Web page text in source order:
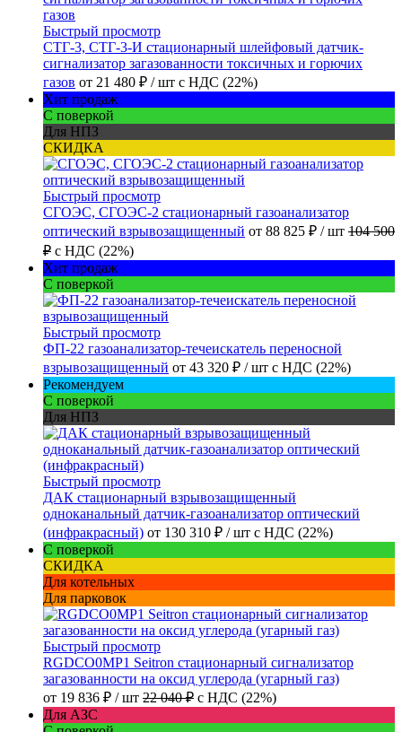
Быстрый просмотр
СТГ-3, СТГ-3-И стационарный шлейфовый датчик-
сигнализатор загазованности токсичных и горючих
газов от 21 480 ₽ / шт с НДС (22%)
Хит продаж
С поверкой
Для НПЗ
СКИДКА
Быстрый просмотр
СГОЭС, СГОЭС-2 стационарный газоанализатор
оптический взрывозащищенный от 88 825 ₽ / шт 104 500
₽ с НДС (22%)
Хит продаж
С поверкой
Быстрый просмотр
ФП-22 газоанализатор-течеискатель переносной
взрывозащищенный от 43 320 ₽ / шт с НДС (22%)
Рекомендуем
С поверкой
Для НПЗ
Быстрый просмотр
ДАК стационарный взрывозащищенный
одноканальный датчик-газоанализатор оптический
(инфракрасный) от 130 310 ₽ / шт с НДС (22%)
С поверкой
СКИДКА
Для котельных
Для парковок
Быстрый просмотр
RGDCO0MP1 Seitron стационарный сигнализатор
загазованности на оксид углерода (угарный газ)
от 19 836 ₽ / шт 22 040 ₽ с НДС (22%)
Для АЗС